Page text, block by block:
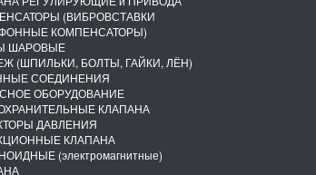
(ВИБРОВСТАВКИ
КОМПЕНСАТОРЫ)
ШАРОВЫЕ
(ШПИЛЬКИ, БОЛТЫ, ГАЙКИ, ЛЁН)
СОЕДИНЕНИЯ
ОБОРУДОВАНИЕ
КЛАПАНА
ДАВЛЕНИЯ
КЛАПАНА
(электромагнитные)